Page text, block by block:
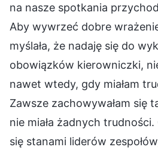
na nasze spotkania
Aby wywrzeć dobre
myślała, że nadaję się do
obowiązków kierowniczki,
nawet wtedy, gdy miałam
Zawsze zachowywałam się
nie miała żadnych trudności.
się stanami liderów